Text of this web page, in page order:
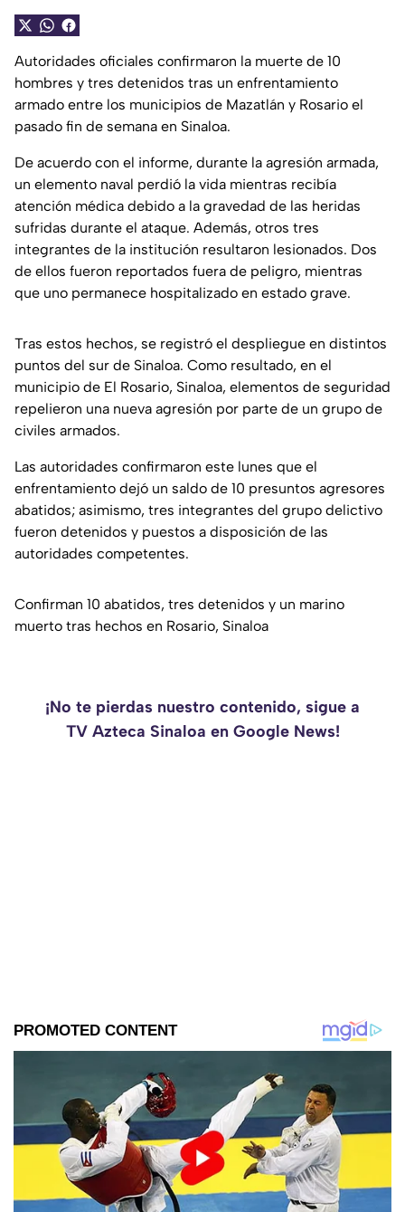
Autoridades oficiales confirmaron la muerte de 10
hombres y tres detenidos tras un enfrentamiento
armado entre los municipios de Mazatlán y Rosario el
pasado fin de semana en Sinaloa.
De acuerdo con el informe, durante la agresión armada,
un elemento naval perdió la vida mientras recibía
atención médica debido a la gravedad de las heridas
sufridas durante el ataque. Además, otros tres
integrantes de la institución resultaron lesionados. Dos
de ellos fueron reportados fuera de peligro, mientras
que uno permanece hospitalizado en estado grave.
Tras estos hechos, se registró el despliegue en distintos
puntos del sur de Sinaloa. Como resultado, en el
municipio de El Rosario, Sinaloa, elementos de seguridad
repelieron una nueva agresión por parte de un grupo de
civiles armados.
Las autoridades confirmaron este lunes que el
enfrentamiento dejó un saldo de 10 presuntos agresores
abatidos; asimismo, tres integrantes del grupo delictivo
fueron detenidos y puestos a disposición de las
autoridades competentes.
Confirman 10 abatidos, tres detenidos y un marino
muerto tras hechos en Rosario, Sinaloa
¡No te pierdas nuestro contenido, sigue a
TV Azteca Sinaloa en Google News!